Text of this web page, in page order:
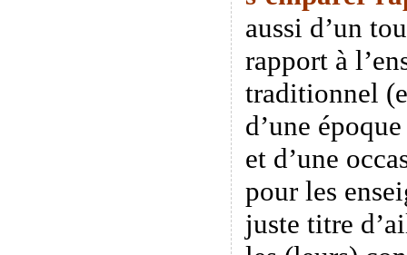
aussi d’un
rapport à
traditionnel
d’une
et d’une
pour les
juste titre